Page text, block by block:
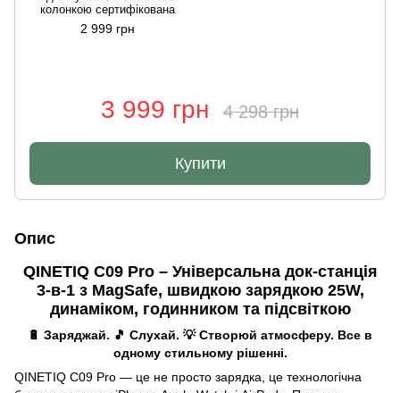
колонкою сертифікована
2 999 грн
3 999 грн 4 298 грн
Купити
Опис
QINETIQ C09 Pro – Універсальна док-станція
3-в-1 з MagSafe, швидкою зарядкою 25W,
динаміком, годинником та підсвіткою
🔋 Заряджай. 🎵 Слухай. 💡 Створюй атмосферу. Все в
одному стильному рішенні.
QINETIQ C09 Pro — це не просто зарядка, це технологічна